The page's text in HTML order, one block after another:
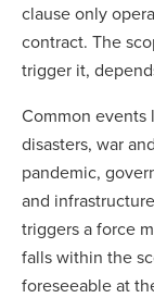
clause only
contract. The
trigger it,
Common events
disasters, war
pandemic,
and
triggers a force
falls within the
foreseeable at